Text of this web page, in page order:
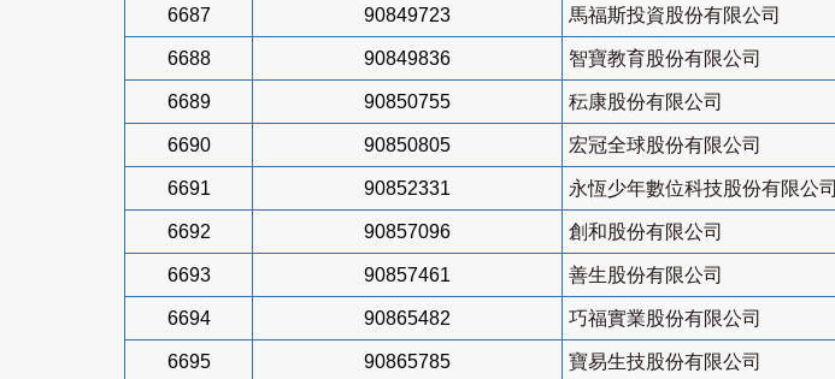
6687 90849723 馬福斯投資股份有限公司
6688 90849836 智寶教育股份有限公司
6689 90850755 秐康股份有限公司
6690 90850805 宏冠全球股份有限公司
6691 90852331 永恆少年數位科技股份有限公司
6692 90857096 創和股份有限公司
6693 90857461 善生股份有限公司
6694 90865482 巧福實業股份有限公司
6695 90865785 寶易生技股份有限公司